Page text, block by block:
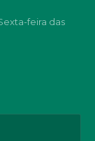
feira das